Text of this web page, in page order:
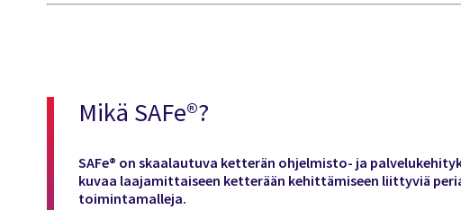
Mikä SAFe®?
SAFe® on skaalautuva ketterän ohjelmisto- ja
kuvaa laajamittaiseen ketterään kehittämiseen liittyviä
toimintamalleja.